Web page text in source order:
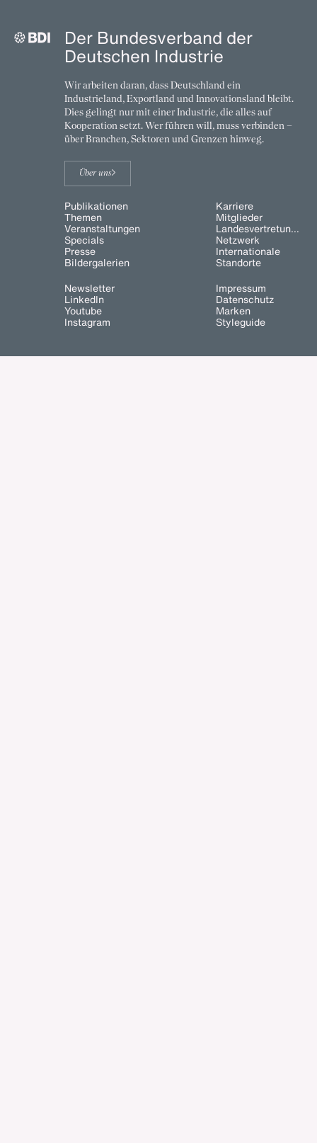
Der Bundesverband der
Deutschen Industrie
Wir arbeiten daran, dass Deutschland ein
Industrieland, Exportland und Innovationsland bleibt.
Dies gelingt nur mit einer Industrie, die alles auf
Kooperation setzt. Wer führen will, muss verbinden –
über Branchen, Sektoren und Grenzen hinweg.
Über uns
Publikationen
Themen
Veranstaltungen
Specials
Presse
Bildergalerien
Karriere
Mitglieder
Landesvertretungen
Netzwerk
Internationale
Standorte
Newsletter
LinkedIn
Youtube
Instagram
Impressum
Datenschutz
Marken
Styleguide